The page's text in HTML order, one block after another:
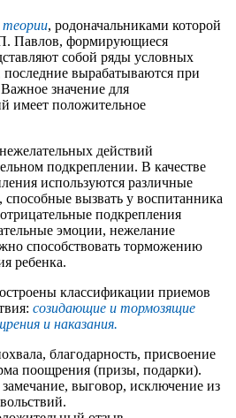
теории, родоначальниками которой
Павлов, формирующиеся
собой ряды условных
последние вырабатываются при
значение для
имеет положительное
действий
подкреплении. В качестве
используются различные
вызвать у воспитанника
подкрепления
эмоции, нежелание
способствовать торможению
ребенка.
классификации приемов
созидающие и тормозящие
и наказания.
благодарность, присвоение
поощрения (призы, подарки).
выговор, исключение из